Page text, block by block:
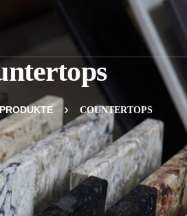
PRODUKTE COUNTERTOPS